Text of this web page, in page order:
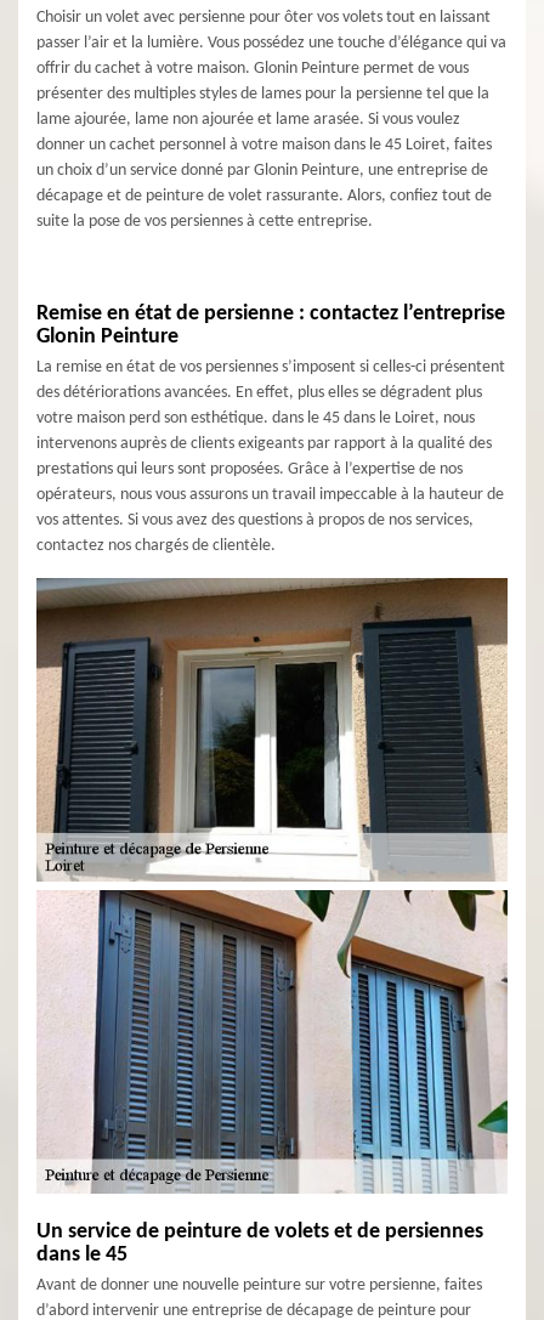
Choisir un volet avec persienne pour ôter vos volets tout en laissant
passer l’air et la lumière. Vous possédez une touche d’élégance qui va
offrir du cachet à votre maison. Glonin Peinture permet de vous
présenter des multiples styles de lames pour la persienne tel que la
lame ajourée, lame non ajourée et lame arasée. Si vous voulez
donner un cachet personnel à votre maison dans le 45 Loiret, faites
un choix d’un service donné par Glonin Peinture, une entreprise de
décapage et de peinture de volet rassurante. Alors, confiez tout de
suite la pose de vos persiennes à cette entreprise.
Remise en état de persienne : contactez l’entreprise
Glonin Peinture
La remise en état de vos persiennes s’imposent si celles-ci présentent
des détériorations avancées. En effet, plus elles se dégradent plus
votre maison perd son esthétique. dans le 45 dans le Loiret, nous
intervenons auprès de clients exigeants par rapport à la qualité des
prestations qui leurs sont proposées. Grâce à l’expertise de nos
opérateurs, nous vous assurons un travail impeccable à la hauteur de
vos attentes. Si vous avez des questions à propos de nos services,
contactez nos chargés de clientèle.
Un service de peinture de volets et de persiennes
dans le 45
Avant de donner une nouvelle peinture sur votre persienne, faites
d’abord intervenir une entreprise de décapage de peinture pour